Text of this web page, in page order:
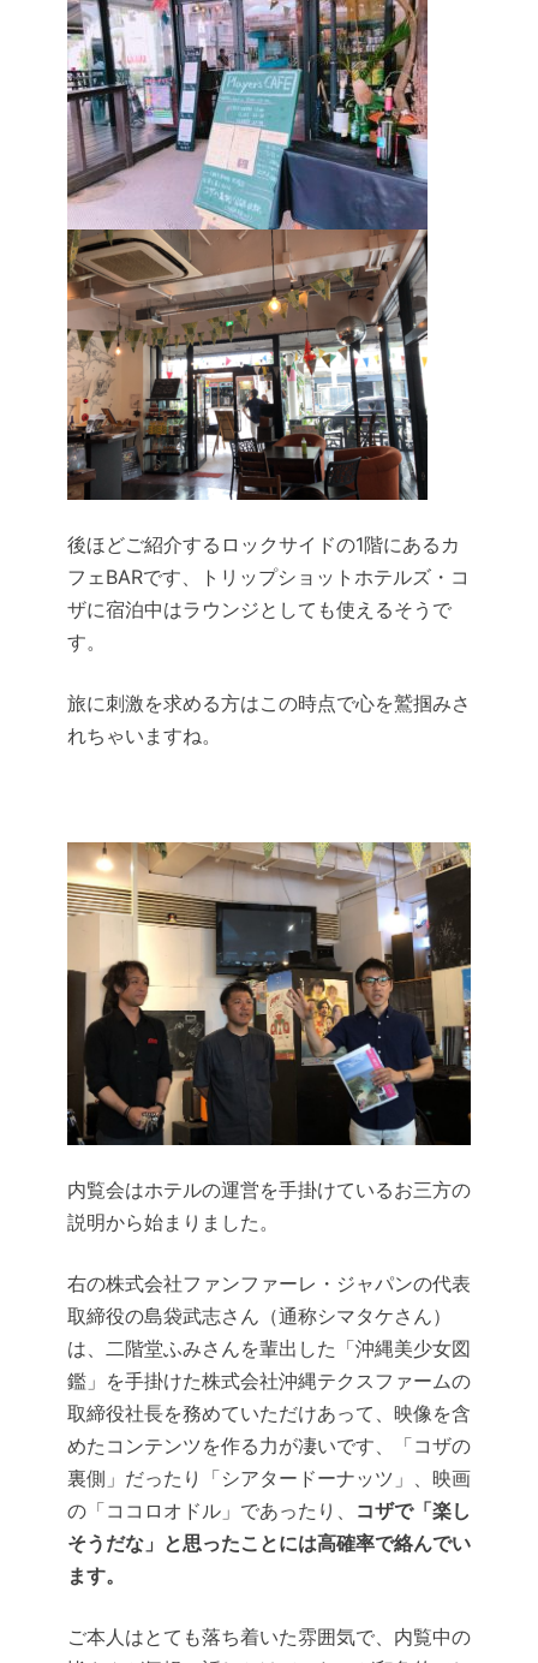
後ほどご紹介するロックサイドの1階にあるカ
フェBARです、トリップショットホテルズ・コ
ザに宿泊中はラウンジとしても使えるそうで
す。
旅に刺激を求める方はこの時点で心を鷲掴みさ
れちゃいますね。
内覧会はホテルの運営を手掛けているお三方の
説明から始まりました。
右の株式会社ファンファーレ・ジャパンの代表
取締役の島袋武志さん （通称シマタケさん）
は、二階堂ふみさんを輩出した「沖縄美少女図
鑑」を手掛けた株式会社沖縄テクスファームの
取締役社長を務めていただけあって、映像を含
めたコンテンツを作る力が凄いです、「コザの
裏側」だったり「シアタードーナッツ」、映画
の「ココロオドル」であったり、 コザで「楽し
そうだな」と思ったことには高確率で絡んでい
ます。
ご本人はとても落ち着いた雰囲気で、内覧中の